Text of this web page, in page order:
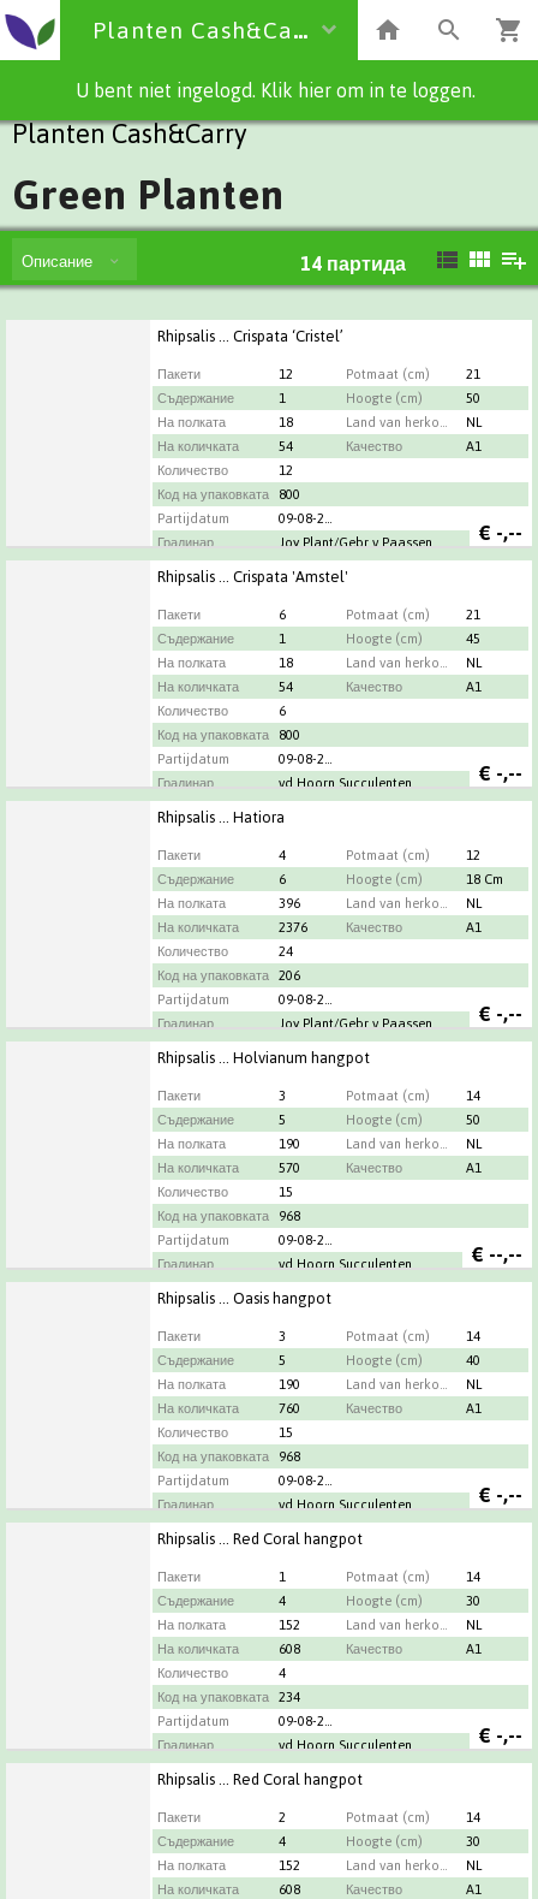
Planten Cash&Carry
U bent niet ingelogd. Klik hier om in te loggen.
Planten Cash&Carry
Green Planten
Описание 14 партида
Rhipsalis ... Crispata ‘Cristel’
Пакети 12 Potmaat (cm)
21
Съдержание
1 Hoogte (cm)
50
На полката
18
NL
На количката
54 Качество
A1
Количество
12
Код на упаковката
800
Partijdatum
Градинар
Joy Plant/Gebr v Paassen € -,--
Rhipsalis ... Crispata 'Amstel'
Пакети 6 Potmaat (cm)
21
Съдержание
1 Hoogte (cm)
45
На полката
18
NL
На количката
54 Качество
A1
Количество
6
Код на упаковката
800
Partijdatum
Градинар
vd Hoorn Succulenten € -,--
Rhipsalis ... Hatiora
Пакети 4 Potmaat (cm)
12
Съдержание
6 Hoogte (cm)
18 Cm
На полката
396
NL
На количката
2376 Качество
A1
Количество
24
Код на упаковката
206
Partijdatum
Градинар
Joy Plant/Gebr v Paassen € -,--
Rhipsalis ... Holvianum hangpot
Пакети 3 Potmaat (cm)
14
Съдержание
5 Hoogte (cm)
50
На полката
190
NL
На количката
570 Качество
A1
Количество
15
Код на упаковката
968
Partijdatum
Градинар
vd Hoorn Succulenten € --,--
Rhipsalis ... Oasis hangpot
Пакети 3 Potmaat (cm)
14
Съдержание
5 Hoogte (cm)
40
На полката
190
NL
На количката
760 Качество
A1
Количество
15
Код на упаковката
968
Partijdatum
Градинар
vd Hoorn Succulenten € -,--
Rhipsalis ... Red Coral hangpot
Пакети 1 Potmaat (cm)
14
Съдержание
4 Hoogte (cm)
30
На полката
152
NL
На количката
608 Качество
A1
Количество
4
Код на упаковката
234
Partijdatum
Градинар
vd Hoorn Succulenten € -,--
Rhipsalis ... Red Coral hangpot
Пакети 2 Potmaat (cm)
14
Съдержание
4 Hoogte (cm)
30
На полката
152
NL
На количката
608 Качество
A1